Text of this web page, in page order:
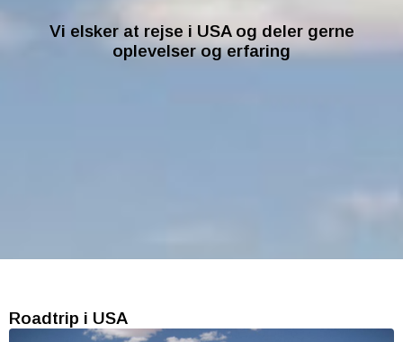
Vi elsker at rejse i USA og deler gerne
oplevelser og erfaring
Roadtrip i USA